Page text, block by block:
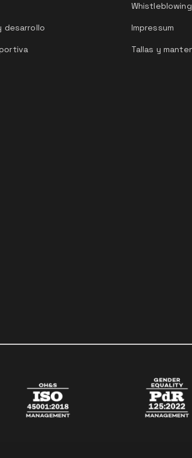
desarrollo
Whistleblowing
Impressum
Tallas y